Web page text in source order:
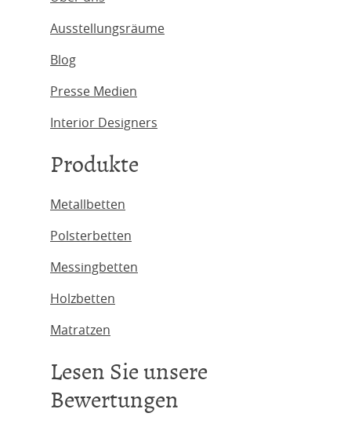
Ausstellungsräume
Blog
Presse Medien
Interior Designers
Produkte
Metallbetten
Polsterbetten
Messingbetten
Holzbetten
Matratzen
Lesen Sie unsere
Bewertungen